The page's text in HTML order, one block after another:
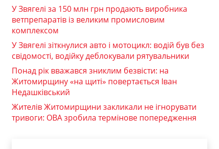
У Звягелі за 150 млн грн продають виробника
ветпрепаратів із великим промисловим
комплексом
У Звягелі зіткнулися авто і мотоцикл: водій був без
свідомості, водійку деблокували рятувальники
Понад рік вважався зниклим безвісти: на
Житомирщину «на щиті» повертається Іван
Недашківський
Жителів Житомирщини закликали не ігнорувати
тривоги: ОВА зробила термінове попередження